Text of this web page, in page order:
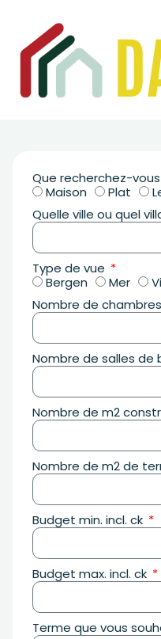
Que recherchez-vous
Maison
Plat
Quelle ville ou quel
Type de vue
Bergen
Mer
Nombre de chambres
Nombre de salles de
Nombre de m2
Nombre de m2 de
Budget min. incl. ck
Budget max. incl. ck
Terme que vous